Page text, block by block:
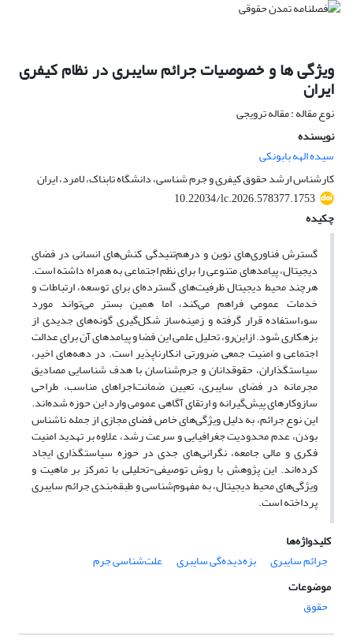
ویژگی ها و خصوصیات جرائم سایبری در نظام کیفری
ایران
نوع مقاله : مقاله ترویجی
نویسنده
سیده الهه بابونکی
کارشناس ارشد حقوق کیفری و جرم شناسی، دانشگاه تابناک، لامرد، ایران
10.22034/lc.2026.578377.1753
چکیده
گسترش فناوری‌های نوین و درهم‌تنیدگی کنش‌های انسانی در فضای
دیجیتال، پیامدهای متنوعی را برای نظم اجتماعی به همراه داشته است.
هرچند محیط دیجیتال ظرفیت‌های گسترده‌ای برای توسعه، ارتباطات و
خدمات عمومی فراهم می‌کند، اما همین بستر می‌تواند مورد
سوء‌استفاده قرار گرفته و زمینه‌ساز شکل‌گیری گونه‌های جدیدی از
بزهکاری شود. ازاین‌رو، تحلیل علمی این فضا و پیامدهای آن برای عدالت
اجتماعی و امنیت جمعی ضرورتی انکارناپذیر است. در دهه‌های اخیر،
سیاستگذاران، حقوقدانان و جرم‌شناسان با هدف شناسایی مصادیق
مجرمانه در فضای سایبری، تعیین ضمانت‌اجراهای مناسب، طراحی
سازوکارهای پیش‌گیرانه و ارتقای آگاهی عمومی وارد این حوزه شده‌اند.
این نوع جرائم، به دلیل ویژگی‌های خاص فضای مجازی از جمله ناشناس
بودن، عدم محدودیت جغرافیایی و سرعت رشد، علاوه بر تهدید امنیت
فکری و مالی جامعه، نگرانی‌های جدی در حوزه سیاستگذاری ایجاد
کرده‌اند. این پژوهش با روش توصیفی-تحلیلی با تمرکز بر ماهیت و
ویژگی‌های محیط دیجیتال، به مفهوم‌شناسی و طبقه‌بندی جرائم سایبری
پرداخته است.
کلیدواژه‌ها
جرائم سایبری
بزه‌دیده‌گی سایبری
علت‌شناسی جرم
موضوعات
حقوق